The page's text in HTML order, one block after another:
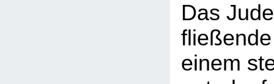
Das
einem